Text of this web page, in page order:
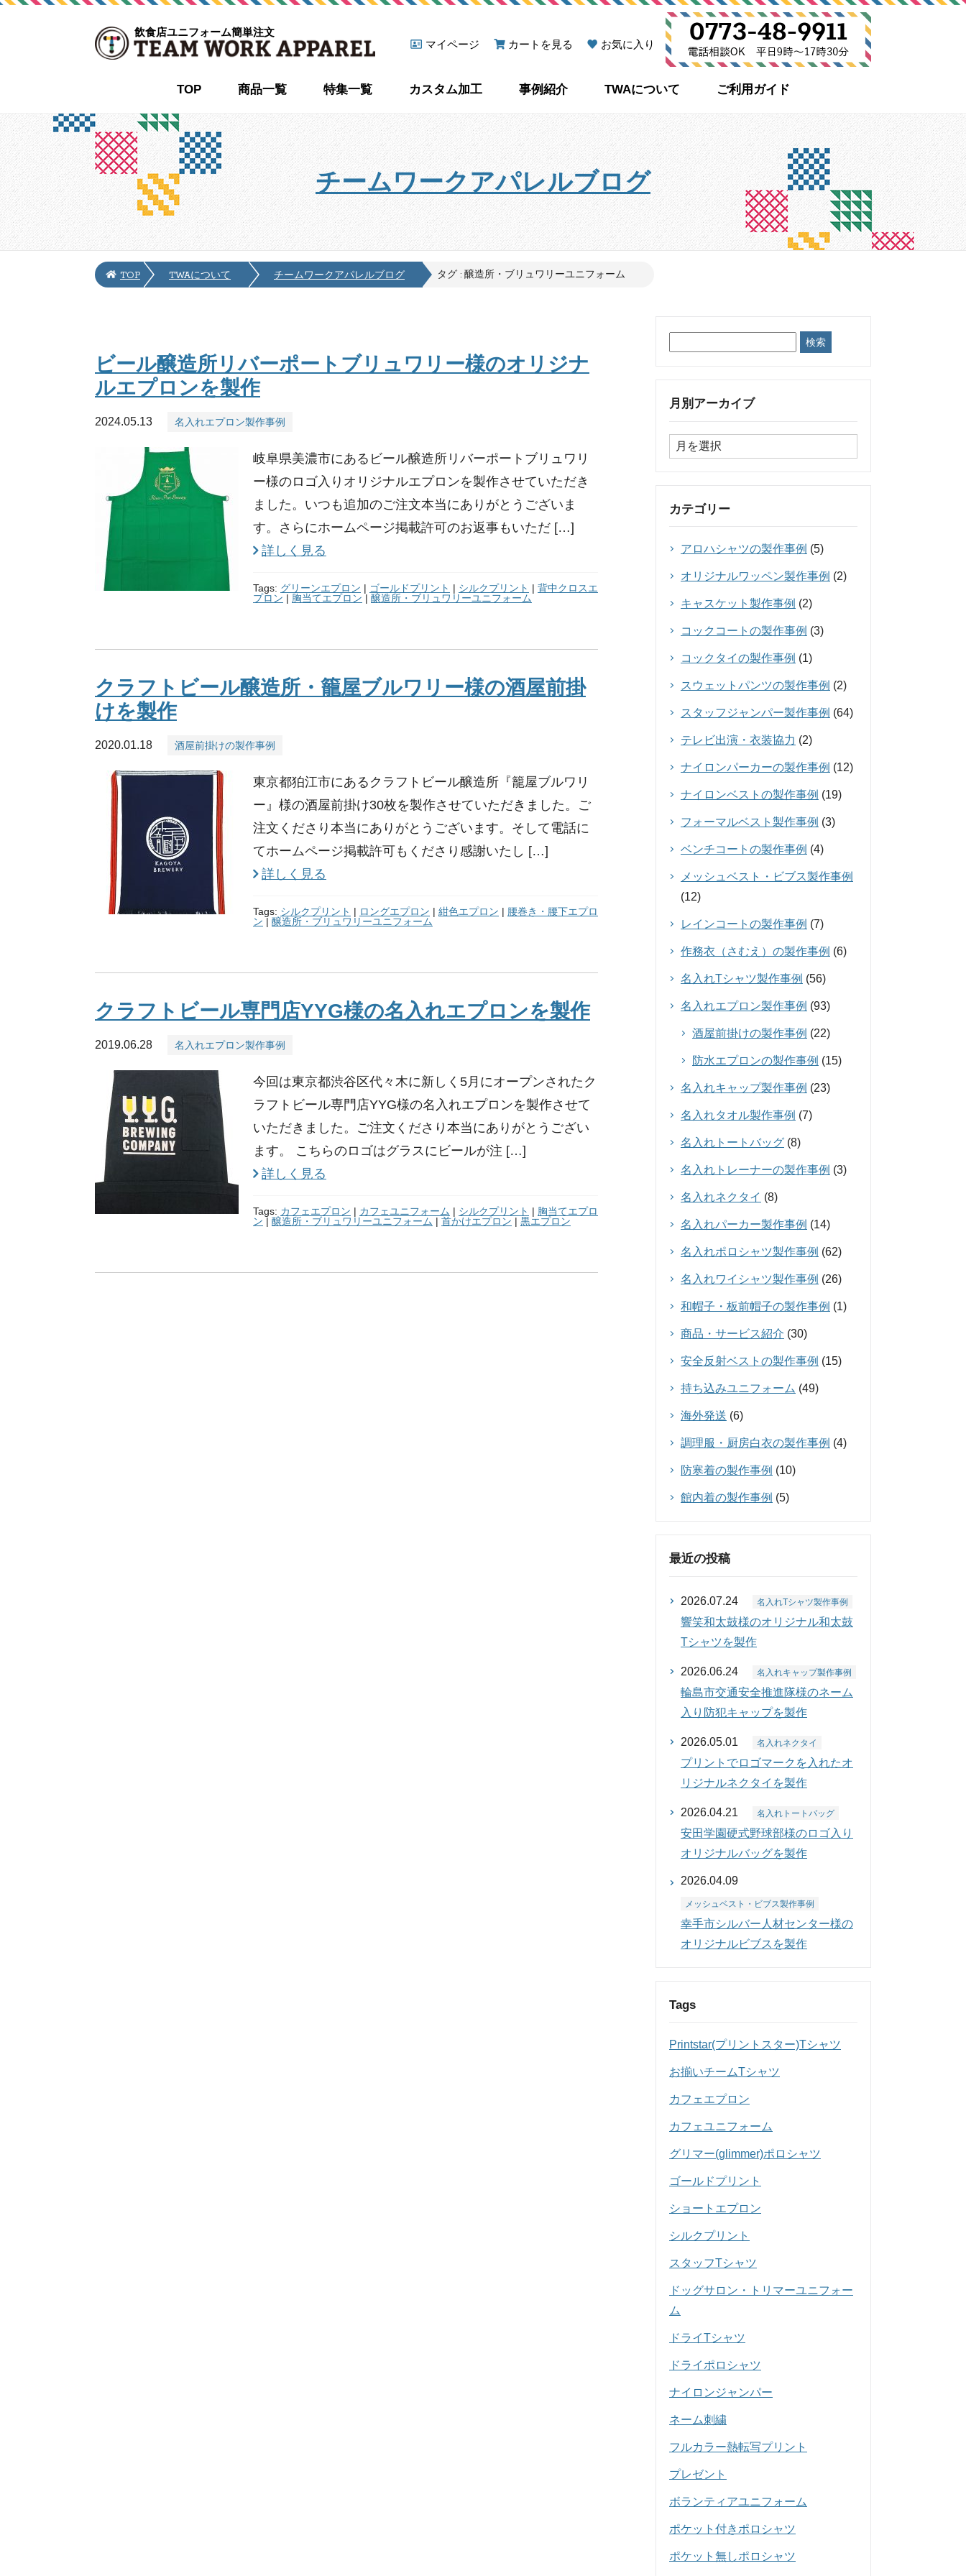
飲食店ユニフォーム簡単注文
マイページ
カートを見る お気に入り
TOP 商品一覧 特集一覧 カスタム加工 事例紹介 TWAについて ご利用ガイド
チームワークアパレルブログ
TOP TWAについて チームワークアパレルブログ タグ : 醸造所・ブリュワリーユニフォーム
ビール醸造所リバーポートブリュワリー様のオリジナ
ルエプロンを製作
2024.05.13 名入れエプロン製作事例
岐阜県美濃市にあるビール醸造所リバーポートブリュワリ
ー様のロゴ入りオリジナルエプロンを製作させていただき
ました。いつも追加のご注文本当にありがとうございま
す。さらにホームページ掲載許可のお返事もいただ […]
詳しく見る
Tags: グリーンエプロン | ゴールドプリント | シルクプリント | 背中クロスエ
プロン | 胸当てエプロン | 醸造所・ブリュワリーユニフォーム
クラフトビール醸造所・籠屋ブルワリー様の酒屋前掛
けを製作
2020.01.18 酒屋前掛けの製作事例
東京都狛江市にあるクラフトビール醸造所『籠屋ブルワリ
ー』様の酒屋前掛け30枚を製作させていただきました。ご
注文くださり本当にありがとうございます。そして電話に
てホームページ掲載許可もくださり感謝いたし […]
詳しく見る
Tags: シルクプリント | ロングエプロン | 紺色エプロン | 腰巻き・腰下エプロ
ン | 醸造所・ブリュワリーユニフォーム
クラフトビール専門店YYG様の名入れエプロンを製作
2019.06.28 名入れエプロン製作事例
今回は東京都渋谷区代々木に新しく5月にオープンされたク
ラフトビール専門店YYG様の名入れエプロンを製作させて
いただきました。ご注文くださり本当にありがとうござい
ます。 こちらのロゴはグラスにビールが注 […]
詳しく見る
Tags: カフェエプロン | カフェユニフォーム | シルクプリント | 胸当てエプロ
ン | 醸造所・ブリュワリーユニフォーム | 首かけエプロン | 黒エプロン
月別アーカイブ
カテゴリー
アロハシャツの製作事例 (5)
オリジナルワッペン製作事例 (2)
キャスケット製作事例 (2)
コックコートの製作事例 (3)
コックタイの製作事例 (1)
スウェットパンツの製作事例 (2)
スタッフジャンパー製作事例 (64)
テレビ出演・衣装協力 (2)
ナイロンパーカーの製作事例 (12)
ナイロンベストの製作事例 (19)
フォーマルベスト製作事例 (3)
ベンチコートの製作事例 (4)
メッシュベスト・ビブス製作事例
(12)
レインコートの製作事例 (7)
作務衣（さむえ）の製作事例 (6)
名入れTシャツ製作事例 (56)
名入れエプロン製作事例 (93)
酒屋前掛けの製作事例 (22)
防水エプロンの製作事例 (15)
名入れキャップ製作事例 (23)
名入れタオル製作事例 (7)
名入れトートバッグ (8)
名入れトレーナーの製作事例 (3)
名入れネクタイ (8)
名入れパーカー製作事例 (14)
名入れポロシャツ製作事例 (62)
名入れワイシャツ製作事例 (26)
和帽子・板前帽子の製作事例 (1)
商品・サービス紹介 (30)
安全反射ベストの製作事例 (15)
持ち込みユニフォーム (49)
海外発送 (6)
調理服・厨房白衣の製作事例 (4)
防寒着の製作事例 (10)
館内着の製作事例 (5)
最近の投稿
2026.07.24 名入れTシャツ製作事例
響笑和太鼓様のオリジナル和太鼓
Tシャツを製作
2026.06.24 名入れキャップ製作事例
輪島市交通安全推進隊様のネーム
入り防犯キャップを製作
2026.05.01 名入れネクタイ
プリントでロゴマークを入れたオ
リジナルネクタイを製作
2026.04.21 名入れトートバッグ
安田学園硬式野球部様のロゴ入り
オリジナルバッグを製作
2026.04.09
メッシュベスト・ビブス製作事例
幸手市シルバー人材センター様の
オリジナルビブスを製作
Tags
Printstar(プリントスター)Tシャツ
お揃いチームTシャツ
カフェエプロン
カフェユニフォーム
グリマー(glimmer)ポロシャツ
ゴールドプリント
ショートエプロン
シルクプリント
スタッフTシャツ
ドッグサロン・トリマーユニフォー
ム
ドライTシャツ
ドライポロシャツ
ナイロンジャンパー
ネーム刺繍
フルカラー熱転写プリント
プレゼント
ボランティアユニフォーム
ポケット付きポロシャツ
ポケット無しポロシャツ